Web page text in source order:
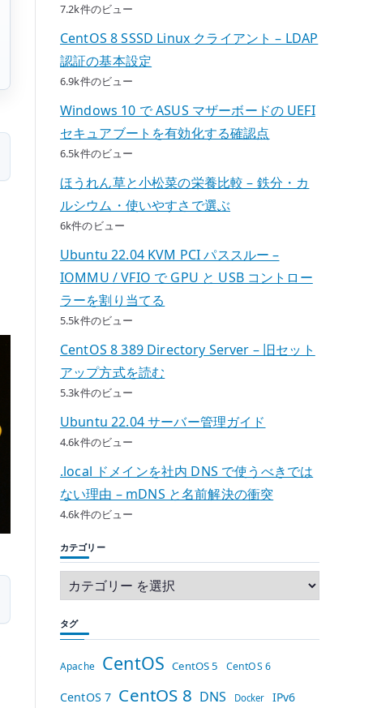
7.2k件のビュー
CentOS 8 SSSD Linux クライアント – LDAP
認証の基本設定
6.9k件のビュー
Windows 10 で ASUS マザーボードの UEFI
セキュアブートを有効化する確認点
6.5k件のビュー
ほうれん草と小松菜の栄養比較 – 鉄分・カ
ルシウム・使いやすさで選ぶ
6k件のビュー
Ubuntu 22.04 KVM PCI パススルー –
IOMMU / VFIO で GPU と USB コントロー
ラーを割り当てる
5.5k件のビュー
CentOS 8 389 Directory Server – 旧セット
アップ方式を読む
5.3k件のビュー
Ubuntu 22.04 サーバー管理ガイド
4.6k件のビュー
.local ドメインを社内 DNS で使うべきでは
ない理由 – mDNS と名前解決の衝突
4.6k件のビュー
カテゴリー
タグ
Apache CentOS CentOS 5 CentOS 6
CentOS 7 CentOS 8 DNS Docker IPv6